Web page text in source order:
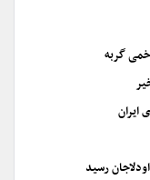
گربه
ایران
رسید